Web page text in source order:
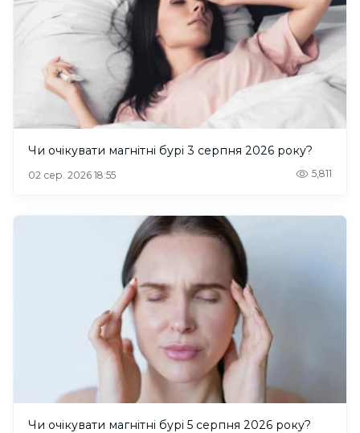
Чи очікувати магнітні бурі 3 серпня 2026 року?
02 сер. 2026 18:55 5,811
Чи очікувати магнітні бурі 5 серпня 2026 року?